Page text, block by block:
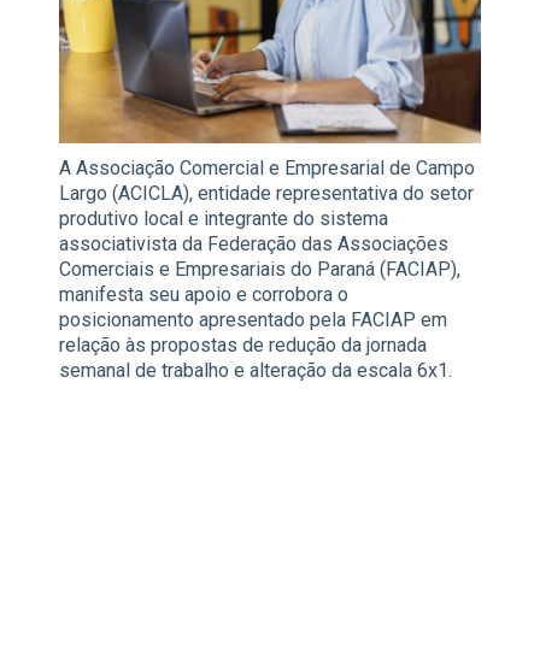
A Associação Comercial e Empresarial de Campo
Largo (ACICLA), entidade representativa do setor
produtivo local e integrante do sistema
associativista da Federação das Associações
Comerciais e Empresariais do Paraná (FACIAP),
manifesta seu apoio e corrobora o
posicionamento apresentado pela FACIAP em
relação às propostas de redução da jornada
semanal de trabalho e alteração da escala 6x1.